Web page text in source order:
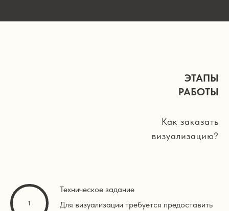
ЭТАПЫ
РАБОТЫ
Как заказать
визуализацию?
Техническое задание
Для визуализации требуется предоставить